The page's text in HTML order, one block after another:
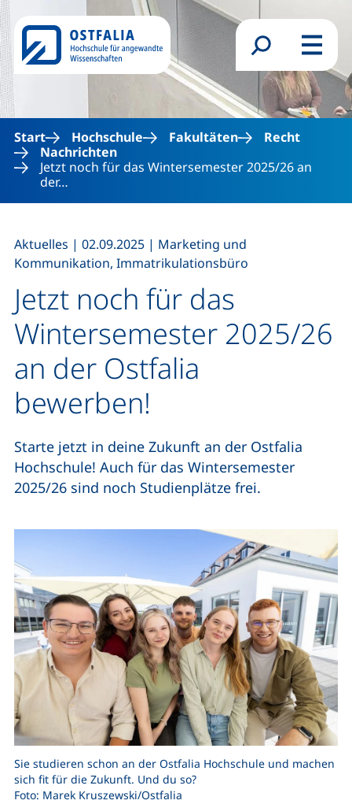
Direkt zum Inhalt
Suchformular
Menü
Start Hochschule Fakultäten
Recht
Nachrichten
Jetzt noch für das Wintersemester 2025/26 an
der…
Jetzt noch für das
Wintersemester 2025/26
an der Ostfalia
bewerben!
Aktuelles | 02.09.2025 | Marketing und
Kommunikation, Immatrikulationsbüro
Starte jetzt in deine Zukunft an der Ostfalia
Hochschule! Auch für das Wintersemester
2025/26 sind noch Studienplätze frei.
Sie studieren schon an der Ostfalia Hochschule und machen
sich fit für die Zukunft. Und du so?
Foto: Marek Kruszewski/Ostfalia